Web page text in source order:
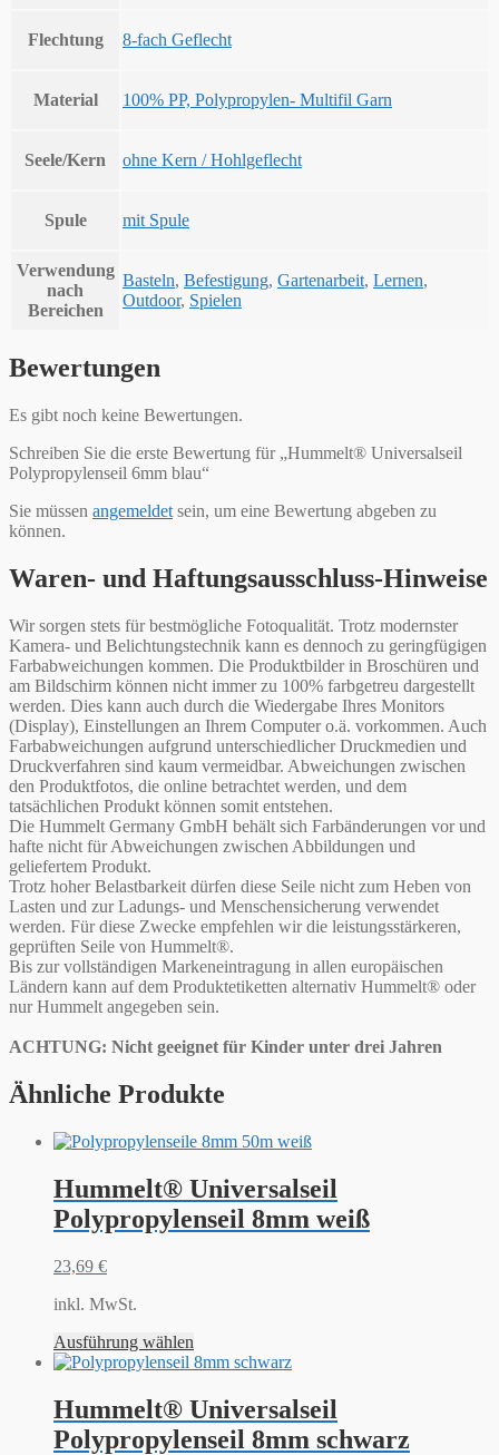
Flechtung 8-fach Geflecht
Material 100% PP, Polypropylen- Multifil Garn
Seele/Kern ohne Kern / Hohlgeflecht
Spule mit Spule
Verwendung
nach
Bereichen
Basteln, Befestigung, Gartenarbeit, Lernen,
Outdoor, Spielen
Bewertungen
Es gibt noch keine Bewertungen.
Schreiben Sie die erste Bewertung für „Hummelt® Universalseil
Polypropylenseil 6mm blau“
Sie müssen angemeldet sein, um eine Bewertung abgeben zu
können.
Waren- und Haftungsausschluss-Hinweise
Wir sorgen stets für bestmögliche Fotoqualität. Trotz modernster
Kamera- und Belichtungstechnik kann es dennoch zu geringfügigen
Farbabweichungen kommen. Die Produktbilder in Broschüren und
am Bildschirm können nicht immer zu 100% farbgetreu dargestellt
werden. Dies kann auch durch die Wiedergabe Ihres Monitors
(Display), Einstellungen an Ihrem Computer o.ä. vorkommen. Auch
Farbabweichungen aufgrund unterschiedlicher Druckmedien und
Druckverfahren sind kaum vermeidbar. Abweichungen zwischen
den Produktfotos, die online betrachtet werden, und dem
tatsächlichen Produkt können somit entstehen.
Die Hummelt Germany GmbH behält sich Farbänderungen vor und
hafte nicht für Abweichungen zwischen Abbildungen und
geliefertem Produkt.
Trotz hoher Belastbarkeit dürfen diese Seile nicht zum Heben von
Lasten und zur Ladungs- und Menschensicherung verwendet
werden. Für diese Zwecke empfehlen wir die leistungsstärkeren,
geprüften Seile von Hummelt®.
Bis zur vollständigen Markeneintragung in allen europäischen
Ländern kann auf dem Produktetiketten alternativ Hummelt® oder
nur Hummelt angegeben sein.
ACHTUNG: Nicht geeignet für Kinder unter drei Jahren
Ähnliche Produkte
Hummelt® Universalseil
Polypropylenseil 8mm weiß
23,69 €
inkl. MwSt.
Ausführung wählen
Hummelt® Universalseil
Polypropylenseil 8mm schwarz